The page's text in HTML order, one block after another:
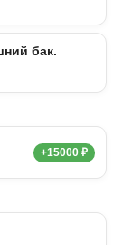
бак.
+15000 ₽